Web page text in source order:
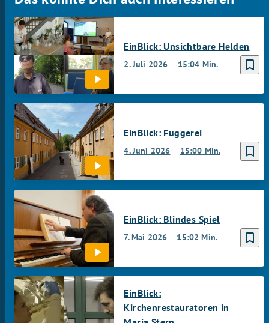
bookmark_border
2. Juli 2026 15:04 Min.
EinBlick: Unsichtbare Helden
bookmark_border
4. Juni 2026 15:00 Min.
EinBlick: Fuggerei
bookmark_border
7. Mai 2026 15:02 Min.
EinBlick: Blindes Spiel
EinBlick:
Kirchenrestauratoren in